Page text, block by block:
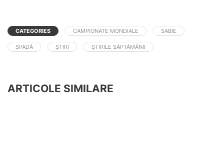
CATEGORIES CAMPIONATE MONDIALE SABIE
SPADĂ ȘTIRI ȘTIRILE SĂPTĂMÂNII
ARTICOLE SIMILARE